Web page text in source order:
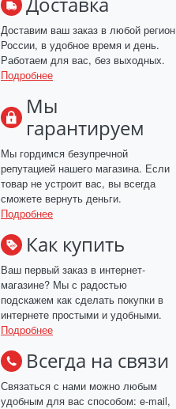
Доставим ваш заказ в любой регион
России, в удобное время и день.
Работаем для вас, без выходных.
Подробнее
Мы
гарантируем
Мы гордимся безупречной
репутацией нашего магазина. Если
товар не устроит вас, вы всегда
сможете вернуть деньги.
Подробнее
Как купить
Ваш первый заказ в интернет-
магазине? Мы с радостью
подскажем как сделать покупки в
интернете простыми и удобными.
Подробнее
Всегда на связи
Связаться с нами можно любым
удобным для вас способом: e-mail,